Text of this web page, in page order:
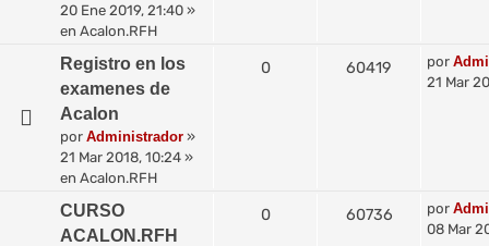
20 Ene 2019, 21:40 »
en Acalon.RFH
Registro en los
examenes de
Acalon
por Administrador »
21 Mar 2018, 10:24 »
en Acalon.RFH
0 60419 por
21 Mar
CURSO
ACALON.RFH
0 60736 por
08 Mar